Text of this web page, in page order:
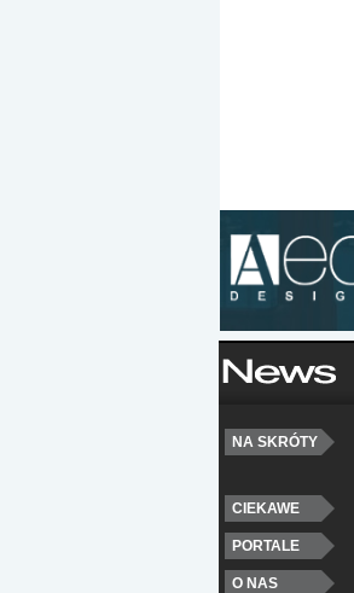
NA SKRÓTY
CIEKAWE
PORTALE
O NAS